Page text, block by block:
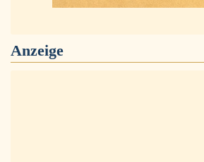
Anzeige